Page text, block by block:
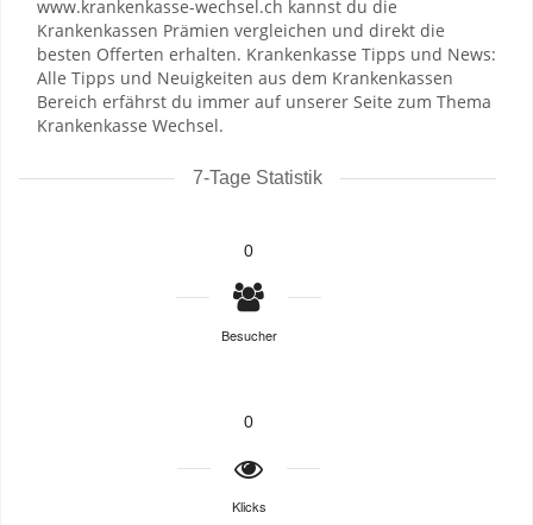
www.krankenkasse-wechsel.ch kannst du die
Krankenkassen Prämien vergleichen und direkt die
besten Offerten erhalten. Krankenkasse Tipps und News:
Alle Tipps und Neuigkeiten aus dem Krankenkassen
Bereich erfährst du immer auf unserer Seite zum Thema
Krankenkasse Wechsel.
7-Tage Statistik
0
Besucher
0
Klicks